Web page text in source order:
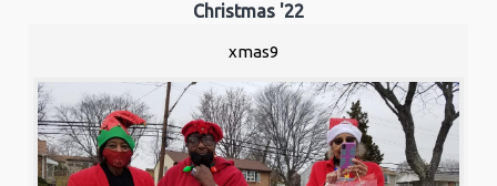
Christmas '22
xmas9